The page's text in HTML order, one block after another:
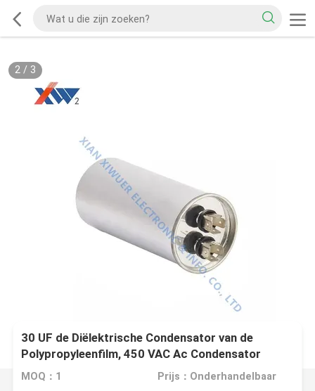
2/ 3
30 UF de Diëlektrische Condensator van de
Polypropyleenfilm, 450 VAC Ac Condensator
CBB65
MOQ：1 Prijs：Onderhandelbaar